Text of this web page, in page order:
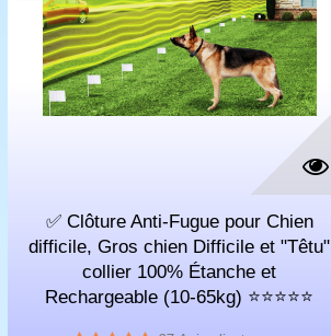
✅ Clôture Anti-Fugue pour Chien
difficile, Gros chien Difficile et "Têtu"
collier 100% Étanche et
Rechargeable (10-65kg) ⭐⭐⭐⭐⭐